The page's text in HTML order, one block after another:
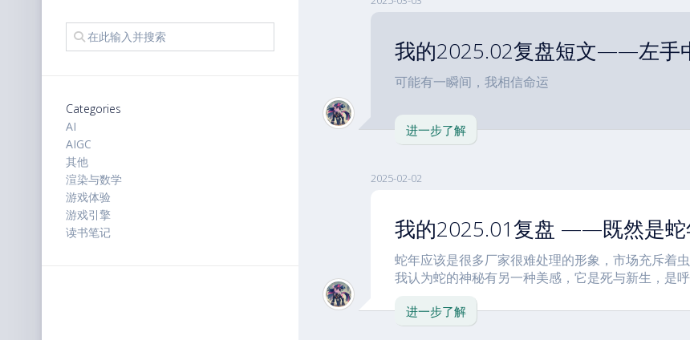
Categories
AI
AIGC
其他
渲染与数学
游戏体验
游戏引擎
读书笔记
我的2025.02复盘短文——左手
可能有一瞬间，我相信命运
进一步了解
2025-02-02
我的2025.01复盘 ——既然是蛇
蛇年应该是很多厂家很难处理的形象，市场充斥着
我认为蛇的神秘有另一种美感，它是死与新生，是
进一步了解